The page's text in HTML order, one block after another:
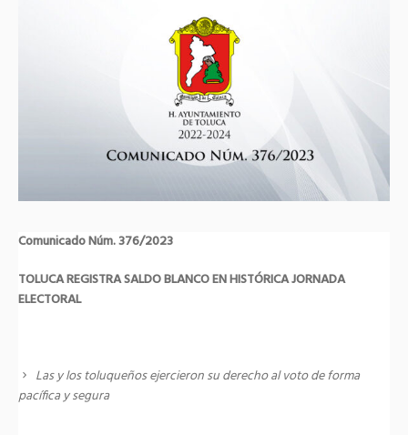
Comunicado Núm. 376/2023
TOLUCA REGISTRA SALDO BLANCO EN HISTÓRICA JORNADA
ELECTORAL
Las y los toluqueños ejercieron su derecho al voto de forma
pacífica y segura